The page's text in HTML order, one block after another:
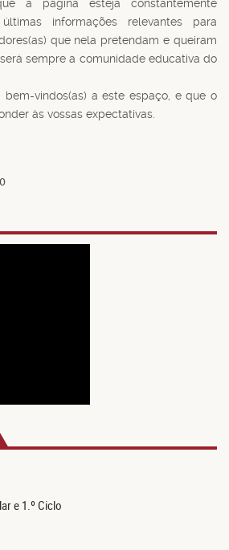
a página esteja constantemente
informações relevantes para
que nela pretendam e queiram
sempre a comunidade educativa do
bem-vindos(as) a este espaço, e que o
às vossas expectativas.
e 1.º Ciclo